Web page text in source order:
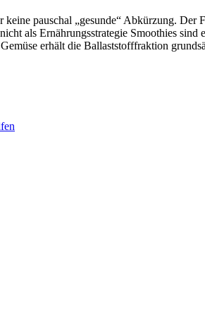
pauschal „gesunde“ Abkürzung.
als Ernährungsstrategie Smoothies
erhält die Ballaststofffraktion